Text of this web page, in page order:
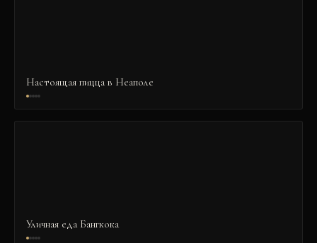
Настоящая пицца в Неаполе
Уличная еда Бангкока